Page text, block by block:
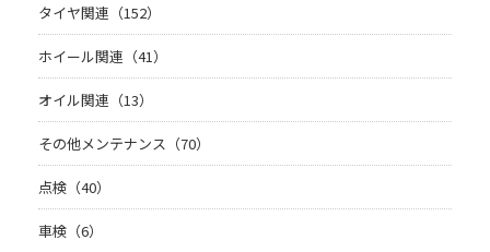
タイヤ関連（152）
ホイール関連（41）
オイル関連（13）
その他メンテナンス（70）
点検（40）
車検（6）